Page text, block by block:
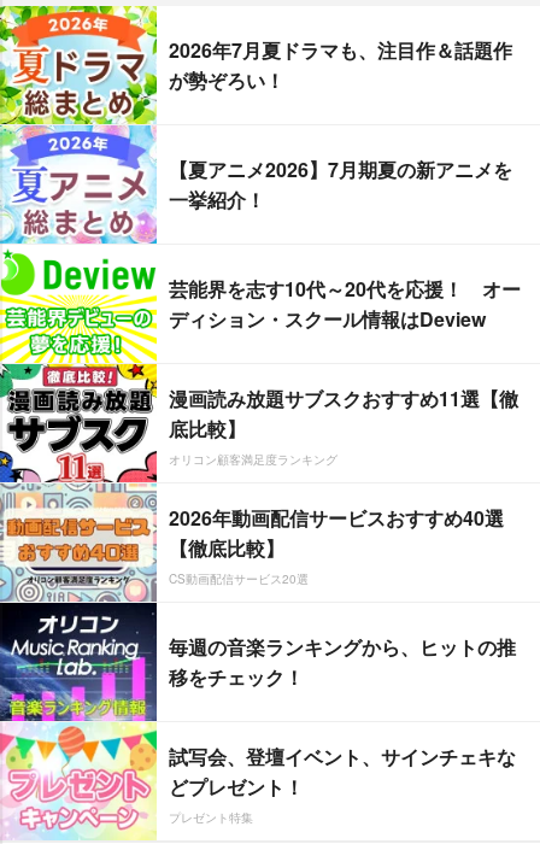
2026年7月夏ドラマも、注目作＆話題作
が勢ぞろい！
【夏アニメ2026】7月期夏の新アニメを
一挙紹介！
芸能界を志す10代～20代を応援！ オー
ディション・スクール情報はDeview
漫画読み放題サブスクおすすめ11選【徹
底比較】
オリコン顧客満足度ランキング
2026年動画配信サービスおすすめ40選
【徹底比較】
CS動画配信サービス20選
毎週の音楽ランキングから、ヒットの推
移をチェック！
試写会、登壇イベント、サインチェキな
どプレゼント！
プレゼント特集